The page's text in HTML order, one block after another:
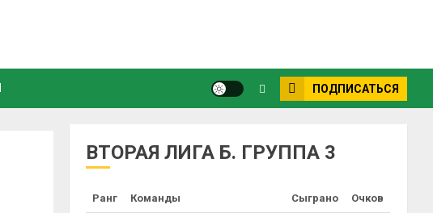
ПОДПИСАТЬСЯ
ВТОРАЯ ЛИГА Б. ГРУППА 3
Ранг Команды Сыграно Очков